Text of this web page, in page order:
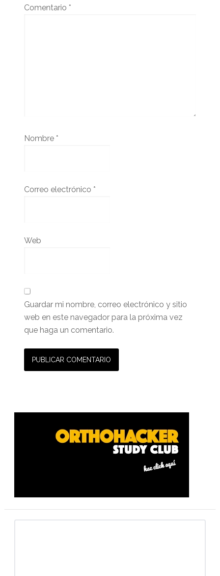
Comentario *
Nombre *
Correo electrónico *
Web
Guardar mi nombre, correo electrónico y sitio
web en este navegador para la próxima vez
que haga un comentario.
Barra
primaria